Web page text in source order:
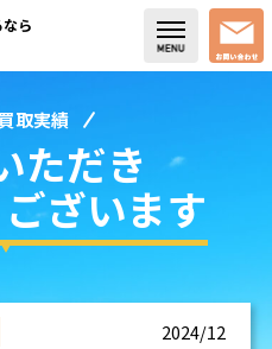
ログ
ら
取実績
ただき
ざいます
2024/12